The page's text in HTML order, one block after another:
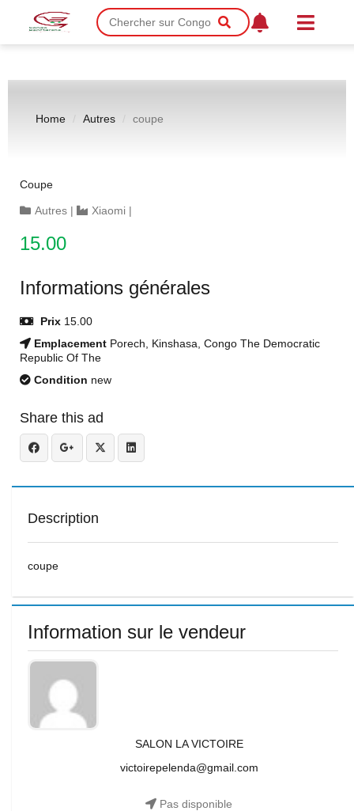
Home Autres coupe
Coupe
Autres | Xiaomi |
15.00
Informations générales
Prix 15.00
Emplacement Porech, Kinshasa, Congo The Democratic
Republic Of The
Condition new
Share this ad
Description
coupe
Information sur le vendeur
SALON LA VICTOIRE
victoirepelenda@gmail.com
Pas disponible